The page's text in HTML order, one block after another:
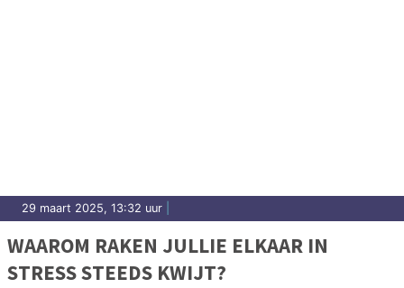
29 maart 2025, 13:32 uur
WAAROM RAKEN JULLIE ELKAAR IN
STRESS STEEDS KWIJT?